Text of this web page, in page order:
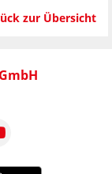
zur Übersicht